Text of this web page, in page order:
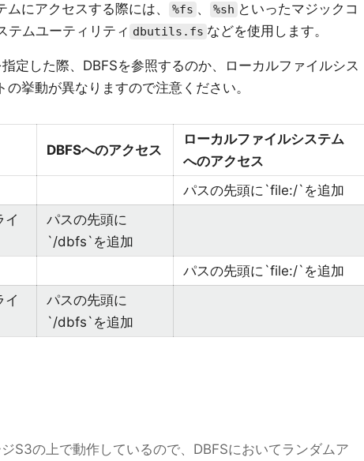
にアクセスする際には、 %fs 、 %sh といったマジックコ
テムユーティリティ dbutils.fs などを使用します。
定した際、DBFSを参照するのか、ローカルファイルシス
挙動が異なりますので注意ください。
DBFSへのアクセス
ローカルファイルシステム
へのアクセス
パスの先頭に`file:/`を追加
イ
パスの先頭に
`/dbfs`を追加
パスの先頭に`file:/`を追加
イ
パスの先頭に
`/dbfs`を追加
S3の上で動作しているので、DBFSにおいてランダムア